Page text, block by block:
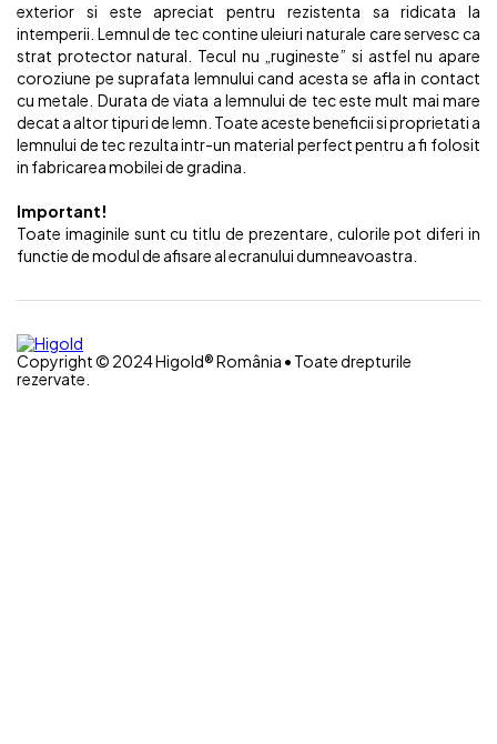
exterior si este apreciat pentru rezistenta sa ridicata la
intemperii. Lemnul de tec contine uleiuri naturale care servesc ca
strat protector natural. Tecul nu „rugineste” si astfel nu apare
coroziune pe suprafata lemnului cand acesta se afla in contact
cu metale. Durata de viata a lemnului de tec este mult mai mare
decat a altor tipuri de lemn. Toate aceste beneficii si proprietati a
lemnului de tec rezulta intr-un material perfect pentru a fi folosit
in fabricarea mobilei de gradina.
Important!
Toate imaginile sunt cu titlu de prezentare, culorile pot diferi in
functie de modul de afisare al ecranului dumneavoastra.
Copyright © 2024 Higold® România • Toate drepturile
rezervate.